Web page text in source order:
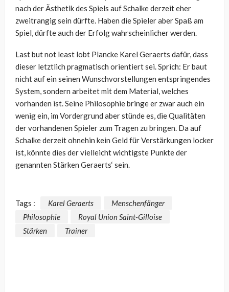
nach der Ästhetik des Spiels auf Schalke derzeit eher
zweitrangig sein dürfte. Haben die Spieler aber Spaß am
Spiel, dürfte auch der Erfolg wahrscheinlicher werden.
Last but not least lobt Plancke Karel Geraerts dafür, dass
dieser letztlich pragmatisch orientiert sei. Sprich: Er baut
nicht auf ein seinen Wunschvorstellungen entspringendes
System, sondern arbeitet mit dem Material, welches
vorhanden ist. Seine Philosophie bringe er zwar auch ein
wenig ein, im Vordergrund aber stünde es, die Qualitäten
der vorhandenen Spieler zum Tragen zu bringen. Da auf
Schalke derzeit ohnehin kein Geld für Verstärkungen locker
ist, könnte dies der vielleicht wichtigste Punkte der
genannten Stärken Geraerts‘ sein.
Tags : Karel Geraerts
Menschenfänger
Philosophie
Royal Union Saint-Gilloise
Stärken
Trainer